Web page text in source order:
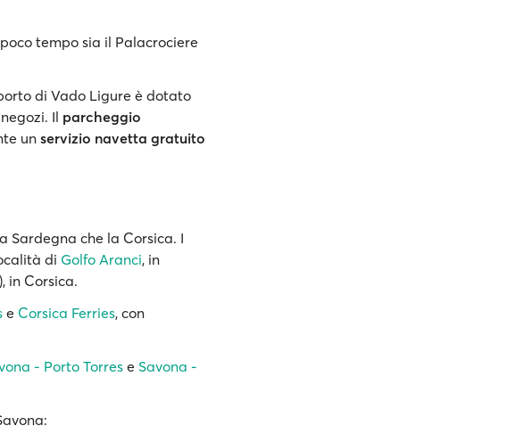
tempo sia il Palacrociere
di Vado Ligure è dotato
Il parcheggio
un servizio navetta gratuito
Sardegna che la Corsica. I
di Golfo Aranci, in
in Corsica.
e Corsica Ferries, con
- Porto Torres e Savona -